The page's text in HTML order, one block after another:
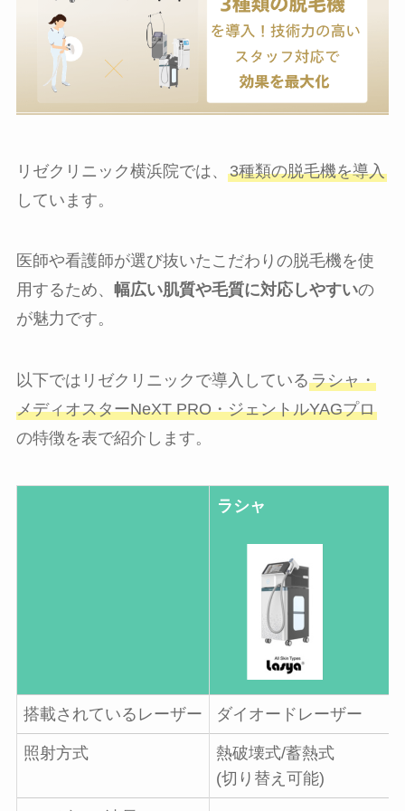
リゼクリニック横浜院では、 3種類の脱毛機を導入
しています。
医師や看護師が選び抜いたこだわりの脱毛機を使
用するため、 幅広い肌質や毛質に対応しやすいの
が魅力です。
以下ではリゼクリニックで導入しているラシャ・
メディオスターNeXT PRO・ジェントルYAGプロ
の特徴を表で紹介します。
ラシャ
搭載されているレーザー ダイオードレーザー
照射方式
熱破壊式/蓄熱式
(切り替え可能)